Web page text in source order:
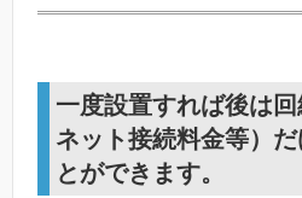
一度設置すれば後は
ネット接続料金等）
とができます。